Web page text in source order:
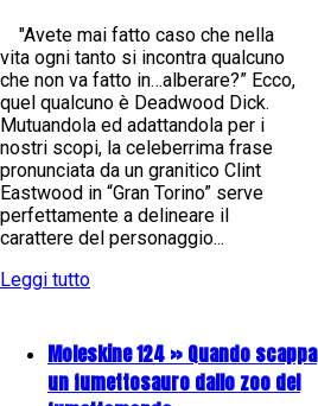
"Avete mai fatto caso che nella
vita ogni tanto si incontra qualcuno
che non va fatto in…alberare?” Ecco,
quel qualcuno è Deadwood Dick.
Mutuandola ed adattandola per i
nostri scopi, la celeberrima frase
pronunciata da un granitico Clint
Eastwood in “Gran Torino” serve
perfettamente a delineare il
carattere del personaggio...
Leggi tutto
Moleskine 124 » Quando scappa
un fumettosauro dallo zoo del